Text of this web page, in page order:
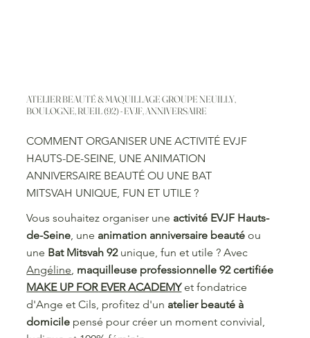
ATELIER BEAUTÉ & MAQUILLAGE GROUPE NEUILLY,
BOULOGNE, RUEIL (92) - EVJF, ANNIVERSAIRE
COMMENT ORGANISER UNE ACTIVITÉ EVJF
HAUTS-DE-SEINE, UNE ANIMATION
ANNIVERSAIRE BEAUTÉ OU UNE BAT
MITSVAH UNIQUE, FUN ET UTILE ?
Vous souhaitez organiser une activité EVJF Hauts-
de-Seine, une animation anniversaire beauté ou
une Bat Mitsvah 92 unique, fun et utile ? Avec
Angéline, maquilleuse professionnelle 92 certifiée
MAKE UP FOR EVER ACADEMYet fondatrice
d'Ange et Cils, profitez d'un atelier beauté à
domicile pensé pour créer un moment convivial,